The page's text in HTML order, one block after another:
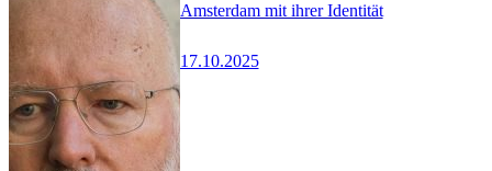
Amsterdam mit ihrer Identität
17.10.2025